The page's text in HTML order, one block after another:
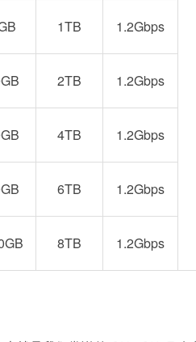
1TB 1.2Gbps
2TB 1.2Gbps
4TB 1.2Gbps
6TB 1.2Gbps
8TB 1.2Gbps